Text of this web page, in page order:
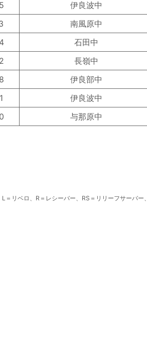
伊良波中
南風原中
石田中
長嶺中
伊良部中
伊良波中
与那原中
リベロ、R＝レシーバー、RS＝リリーフサーバー、